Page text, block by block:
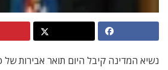
נשיא המדינה קיבל היום תואר אבירות